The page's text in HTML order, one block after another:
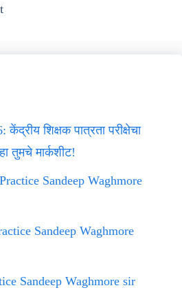
शिक्षक पात्रता परीक्षेचा
तुमचे मार्कशीट!
Sandeep Waghmore
Sandeep Waghmore
Sandeep Waghmore sir